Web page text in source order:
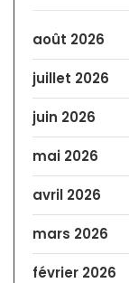
août 2026
juillet 2026
juin 2026
mai 2026
avril 2026
mars 2026
février 2026